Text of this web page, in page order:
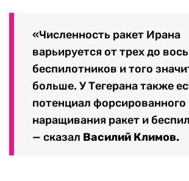
«Численность ракет Ирана
варьируется от трех до
беспилотников и того
больше. У Тегерана также
потенциал форсированного
наращивания ракет и
— сказал Василий Климов.